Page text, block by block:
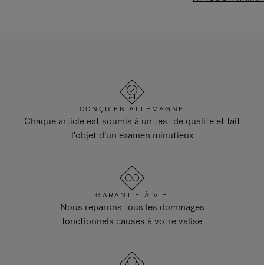
CONÇU EN ALLEMAGNE
Chaque article est soumis à un test de qualité et fait
l'objet d'un examen minutieux
GARANTIE À VIE
Nous réparons tous les dommages
fonctionnels causés à votre valise